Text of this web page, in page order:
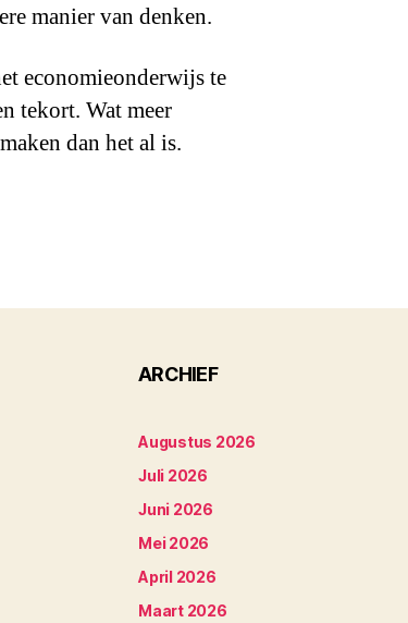
manier van denken.
economieonderwijs te
tekort. Wat meer
dan het al is.
ARCHIEF
Augustus 2026
Juli 2026
Juni 2026
Mei 2026
April 2026
Maart 2026